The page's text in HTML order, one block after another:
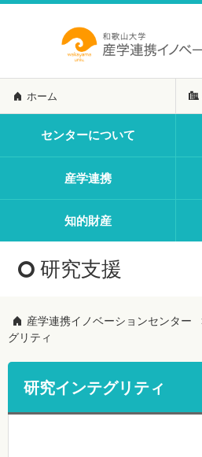
ホーム
センターについて
産学連携
知的財産
研究支援
産学連携イノベーションセンター
グリティ
研究インテグリティ